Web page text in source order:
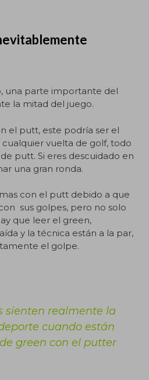
una parte importante del
la mitad del juego.
el putt, este podría ser el
vuelta de golf, todo
putt. Si eres descuidado en
una gran ronda.
con el putt debido a que
sus golpes, pero no solo
que leer el green,
y la técnica están a la par,
el golpe.
sienten realmente la
cuando están
green con el putter